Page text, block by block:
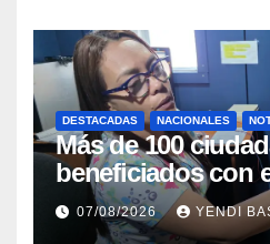
DESTACADAS NACIONALES
Más de 100
beneficiados con
prótesis auditivas
Rehabilitación
07/08/2026 YENDI